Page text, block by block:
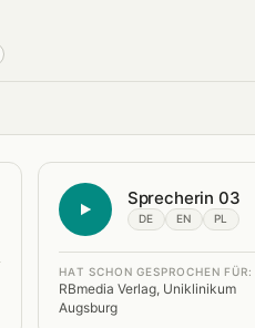
Sprecherin 03
DE EN PL
HAT SCHON GESPROCHEN FÜR:
RBmedia Verlag, Uniklinikum
Augsburg